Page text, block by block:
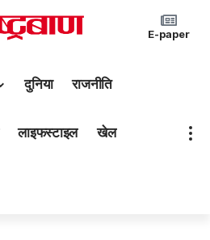
E-paper
दुनिया राजनीति
लाइफस्टाइल खेल